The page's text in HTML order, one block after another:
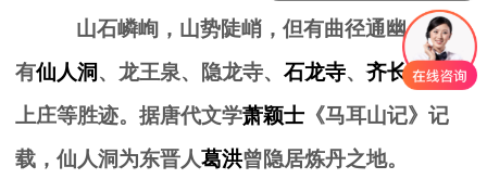
山石嶙峋，山势陡峭，但有曲径通幽。这儿
有仙人洞 、龙王泉、隐龙寺、 石龙寺、齐长城和桥
上庄等胜迹。据唐代文学萧颖士 《马耳山记》记
载，仙人洞为东晋人葛洪曾隐居炼丹之地。